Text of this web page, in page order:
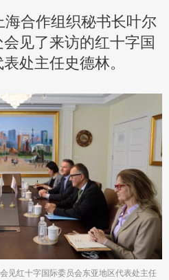
合作组织秘书长叶尔
见了来访的红十字国
处主任史德林。
见红十字国际委员会东亚地区代表处主任